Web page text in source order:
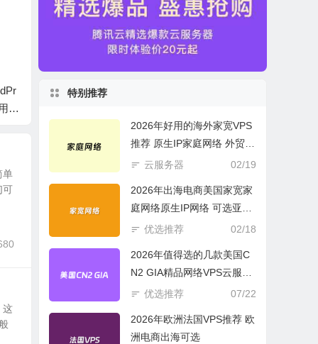
代
禁止WordPress发布
单
可
这
特别推荐
2026年好用的海外家宽VPS
推荐 原生IP家庭网络 外贸电
商必选
02/19
云服务器
2026年出海电商美国家宽家
庭网络原生IP网络 可选亚欧
美云服务器
02/18
优选推荐
2026年值得选的几款美国C
N2 GIA精品网络VPS云服务
器推荐
07/22
优选推荐
2026年欧洲法国VPS推荐 欧
洲电商出海可选